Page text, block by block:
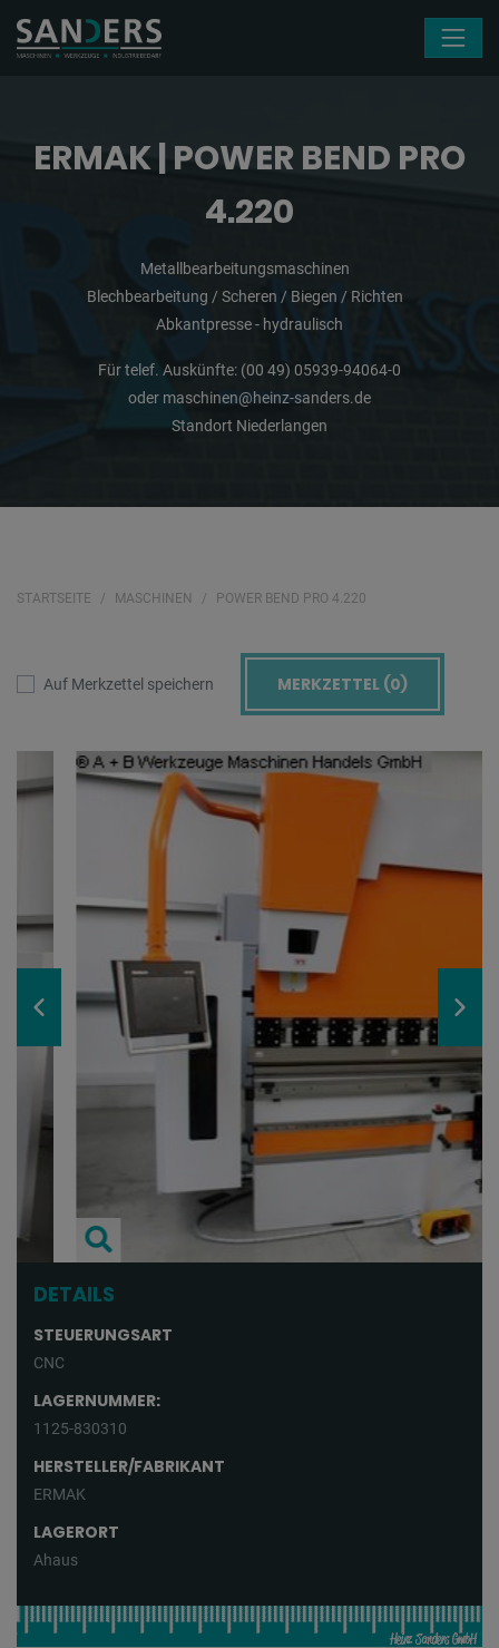
ERMAK | POWER BEND PRO
4.220
Metallbearbeitungsmaschinen
Blechbearbeitung / Scheren / Biegen / Richten
Abkantpresse - hydraulisch
Für telef. Auskünfte: (00 49) 05939-94064-0
oder maschinen@heinz-sanders.de
Standort Niederlangen
STARTSEITE MASCHINEN POWER BEND PRO 4.220
Auf Merkzettel speichern MERKZETTEL (0)
DETAILS
STEUERUNGSART
CNC
LAGERNUMMER:
1125-830310
HERSTELLER/FABRIKANT
ERMAK
LAGERORT
Ahaus